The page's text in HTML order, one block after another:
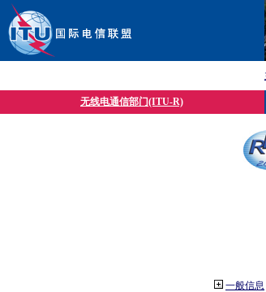
无线电通信部门(ITU-R)
一般信息